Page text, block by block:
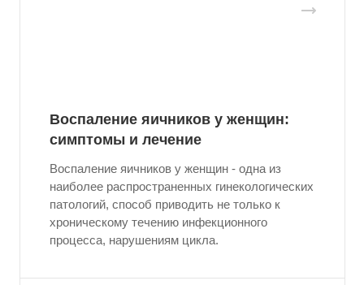
Воспаление яичников у женщин:
симптомы и лечение
Воспаление яичников у женщин - одна из
наиболее распространенных гинекологических
патологий, способ приводить не только к
хроническому течению инфекционного
процесса, нарушениям цикла.